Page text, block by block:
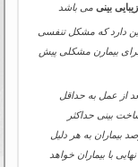
بینی
دارد که مشکل تنفسی
بیمارن مشکلی پیش
از عمل به حداقل
بینی حداکثر
بیماران به هر دلیل
با بیماران خواهد